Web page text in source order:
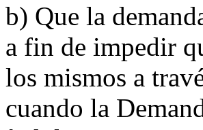
b) Que la
a fin de impedir
los mismos a
cuando la